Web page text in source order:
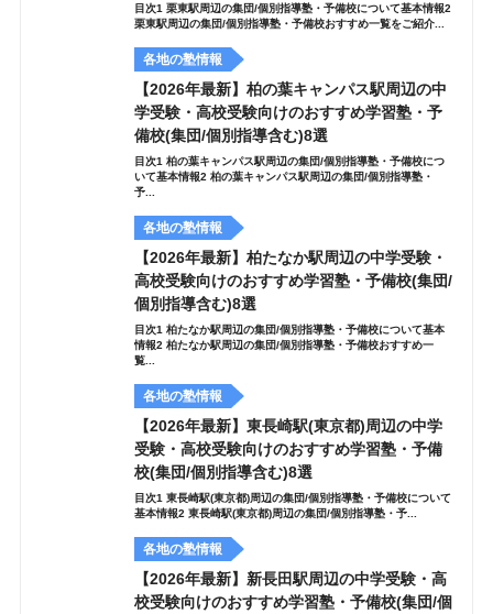
目次1 栗東駅周辺の集団/個別指導塾・予備校について基本情報2
栗東駅周辺の集団/個別指導塾・予備校おすすめ一覧をご紹介...
各地の塾情報
【2026年最新】柏の葉キャンパス駅周辺の中
学受験・高校受験向けのおすすめ学習塾・予
備校(集団/個別指導含む)8選
目次1 柏の葉キャンパス駅周辺の集団/個別指導塾・予備校につ
いて基本情報2 柏の葉キャンパス駅周辺の集団/個別指導塾・
予...
各地の塾情報
【2026年最新】柏たなか駅周辺の中学受験・
高校受験向けのおすすめ学習塾・予備校(集団/
個別指導含む)8選
目次1 柏たなか駅周辺の集団/個別指導塾・予備校について基本
情報2 柏たなか駅周辺の集団/個別指導塾・予備校おすすめ一
覧...
各地の塾情報
【2026年最新】東長崎駅(東京都)周辺の中学
受験・高校受験向けのおすすめ学習塾・予備
校(集団/個別指導含む)8選
目次1 東長崎駅(東京都)周辺の集団/個別指導塾・予備校について
基本情報2 東長崎駅(東京都)周辺の集団/個別指導塾・予...
各地の塾情報
【2026年最新】新長田駅周辺の中学受験・高
校受験向けのおすすめ学習塾・予備校(集団/個